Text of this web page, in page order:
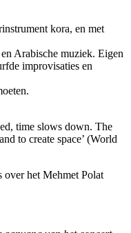
kora, en met
Arabische muziek. Eigen
improvisaties en
time slows down. The
to create space’ (World
het Mehmet Polat